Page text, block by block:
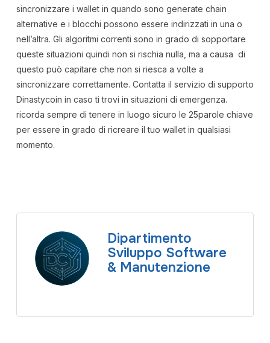
sincronizzare i wallet in quando sono generate chain
alternative e i blocchi possono essere indirizzati in una o
nell’altra. Gli algoritmi correnti sono in grado di sopportare
queste situazioni quindi non si rischia nulla, ma a causa di
questo può capitare che non si riesca a volte a
sincronizzare correttamente. Contatta il servizio di supporto
Dinastycoin in caso ti trovi in situazioni di emergenza.
ricorda sempre di tenere in luogo sicuro le 25parole chiave
per essere in grado di ricreare il tuo wallet in qualsiasi
momento.
Dipartimento
Sviluppo Software
& Manutenzione